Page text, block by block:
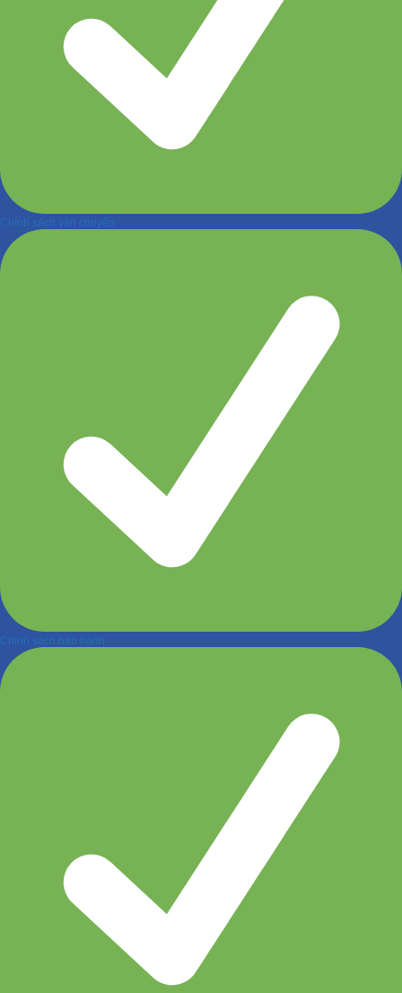
Chính sách vận chuyển
Chính sách bảo hành